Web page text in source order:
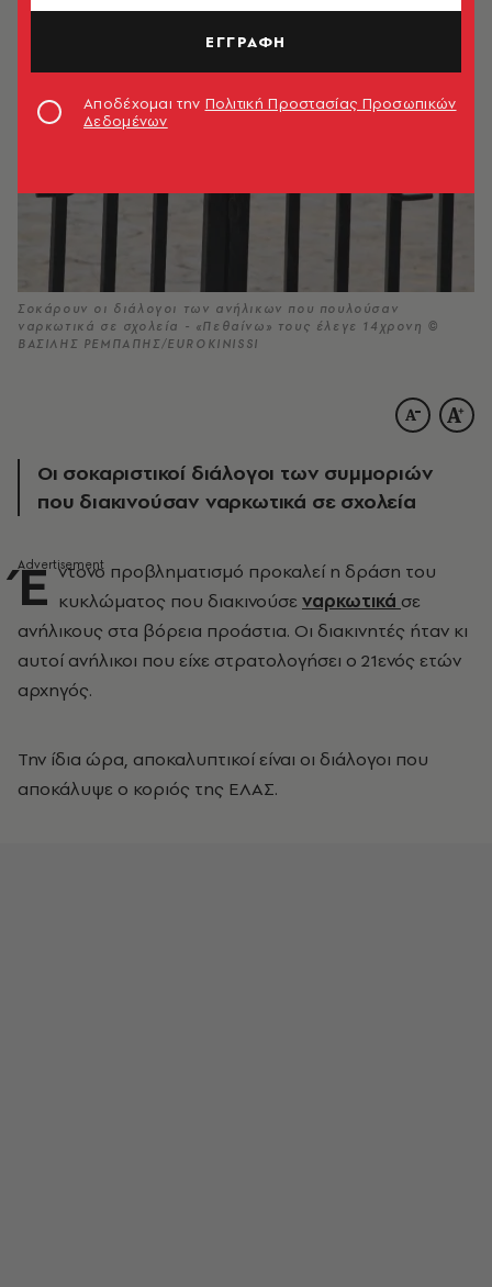
Σοκάρουν οι διάλογοι των ανήλικων που πουλούσαν
ναρκωτικά σε σχολεία - «Πεθαίνω» τους έλεγε 14χρονη ©
ΒΑΣΙΛΗΣ ΡΕΜΠΑΠΗΣ/EUROKINISSI
Oι σοκαριστικοί διάλογοι των συμμοριών
που διακινούσαν ναρκωτικά σε σχολεία
Έ ντονο προβληματισμό προκαλεί η δράση του
κυκλώματος που διακινούσε ναρκωτικά σε
ανήλικους στα βόρεια προάστια. Οι διακινητές ήταν κι
αυτοί ανήλικοι που είχε στρατολογήσει ο 21ενός ετών
αρχηγός.
Την ίδια ώρα, αποκαλυπτικοί είναι οι διάλογοι που
αποκάλυψε ο κοριός της ΕΛΑΣ.
ΕΓΓΡΑΦΗ
Αποδέχομαι την Πολιτική Προστασίας Προσωπικών
Δεδομένων